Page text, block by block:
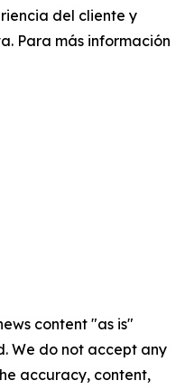
del cliente y
Para más información
content "as is"
We do not accept any
accuracy, content,